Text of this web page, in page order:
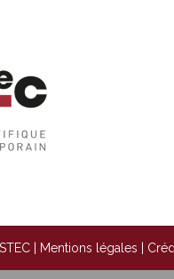
| Mentions légales